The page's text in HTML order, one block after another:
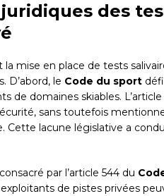
des
la mise en place de tests
D’abord, le Code du sport
de domaines skiables.
sans toutefois
Cette lacune législative a
par l’article 544 du
de pistes privées